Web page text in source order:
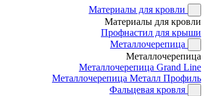
Материалы для кровли
Материалы для кровли
Профнастил для крыши
Металлочерепица
Металлочерепица
Металлочерепица Grand Line
Металлочерепица Металл Профиль
Фальцевая кровля